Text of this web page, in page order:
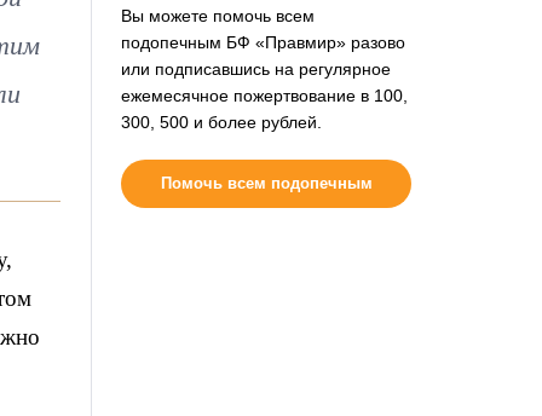
Вы можете помочь всем
подопечным БФ «Правмир» разово
или подписавшись на регулярное
ежемесячное пожертвование в 100,
300, 500 и более рублей.
Помочь всем подопечным